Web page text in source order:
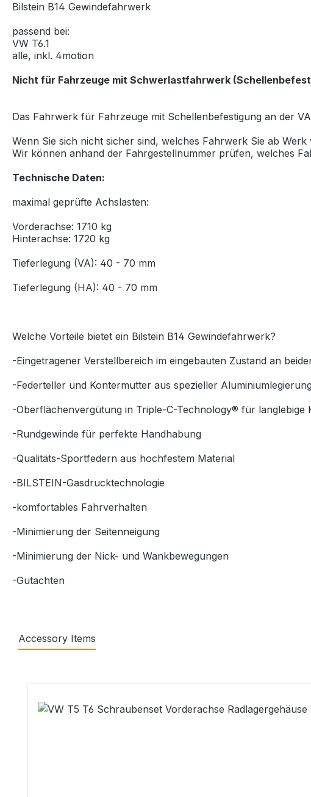
Bilstein B14 Gewindefahrwerk
passend bei:
VW T6.1
alle, inkl. 4motion
Nicht für Fahrzeuge mit Schwerlastfahrwerk
Das Fahrwerk für Fahrzeuge mit Schellenbefestigung an der
Wenn Sie sich nicht sicher sind, welches Fahrwerk Sie ab
Wir können anhand der Fahrgestellnummer prüfen, welches
Technische Daten:
maximal geprüfte Achslasten:
Vorderachse: 1710 kg
Hinterachse: 1720 kg
Tieferlegung (VA): 40 - 70 mm
Tieferlegung (HA): 40 - 70 mm
Welche Vorteile bietet ein Bilstein B14 Gewindefahrwerk?
-Eingetragener Verstellbereich im eingebauten Zustand an
-Federteller und Kontermutter aus spezieller
-Oberflächenvergütung in Triple-C-Technology® für langlebige
-Rundgewinde für perfekte Handhabung
-Qualitäts-Sportfedern aus hochfestem Material
-BILSTEIN-Gasdrucktechnologie
-komfortables Fahrverhalten
-Minimierung der Seitenneigung
-Minimierung der Nick- und Wankbewegungen
-Gutachten
Accessory Items